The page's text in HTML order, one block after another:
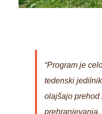
“Program je
tedenski
olajšajo prehod